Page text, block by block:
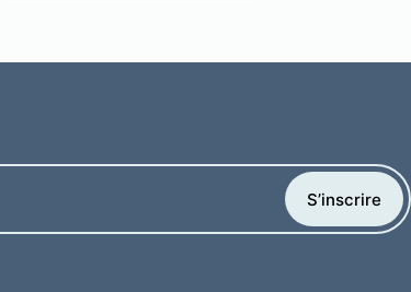
S’inscrire